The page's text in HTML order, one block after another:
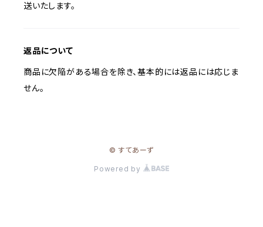
送いたします。
返品について
商品に欠陥がある場合を除き、基本的には返品には応じま
せん。
© すてあーず
Powered by